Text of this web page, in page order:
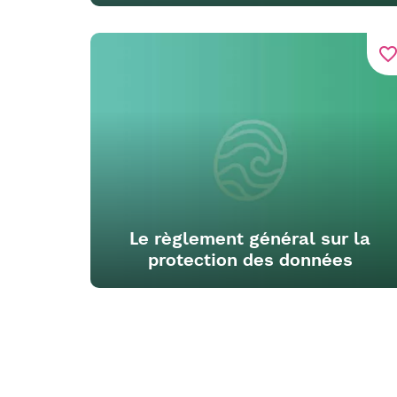
Le règlement général sur la
protection des données